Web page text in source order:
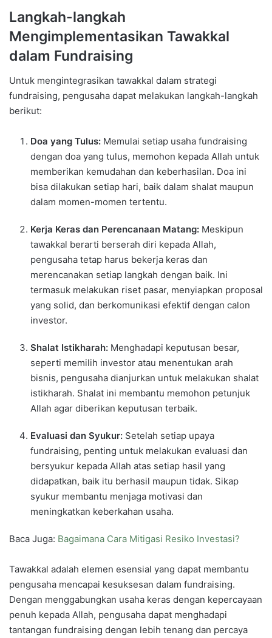
Langkah-langkah
Mengimplementasikan Tawakkal
dalam Fundraising
Untuk mengintegrasikan tawakkal dalam strategi
fundraising, pengusaha dapat melakukan langkah-langkah
berikut:
Doa yang Tulus: Memulai setiap usaha fundraising
dengan doa yang tulus, memohon kepada Allah untuk
memberikan kemudahan dan keberhasilan. Doa ini
bisa dilakukan setiap hari, baik dalam shalat maupun
dalam momen-momen tertentu.
Kerja Keras dan Perencanaan Matang: Meskipun
tawakkal berarti berserah diri kepada Allah,
pengusaha tetap harus bekerja keras dan
merencanakan setiap langkah dengan baik. Ini
termasuk melakukan riset pasar, menyiapkan proposal
yang solid, dan berkomunikasi efektif dengan calon
investor.
Shalat Istikharah: Menghadapi keputusan besar,
seperti memilih investor atau menentukan arah
bisnis, pengusaha dianjurkan untuk melakukan shalat
istikharah. Shalat ini membantu memohon petunjuk
Allah agar diberikan keputusan terbaik.
Evaluasi dan Syukur: Setelah setiap upaya
fundraising, penting untuk melakukan evaluasi dan
bersyukur kepada Allah atas setiap hasil yang
didapatkan, baik itu berhasil maupun tidak. Sikap
syukur membantu menjaga motivasi dan
meningkatkan keberkahan usaha.
Baca Juga: Bagaimana Cara Mitigasi Resiko Investasi?
Tawakkal adalah elemen esensial yang dapat membantu
pengusaha mencapai kesuksesan dalam fundraising.
Dengan menggabungkan usaha keras dengan kepercayaan
penuh kepada Allah, pengusaha dapat menghadapi
tantangan fundraising dengan lebih tenang dan percaya